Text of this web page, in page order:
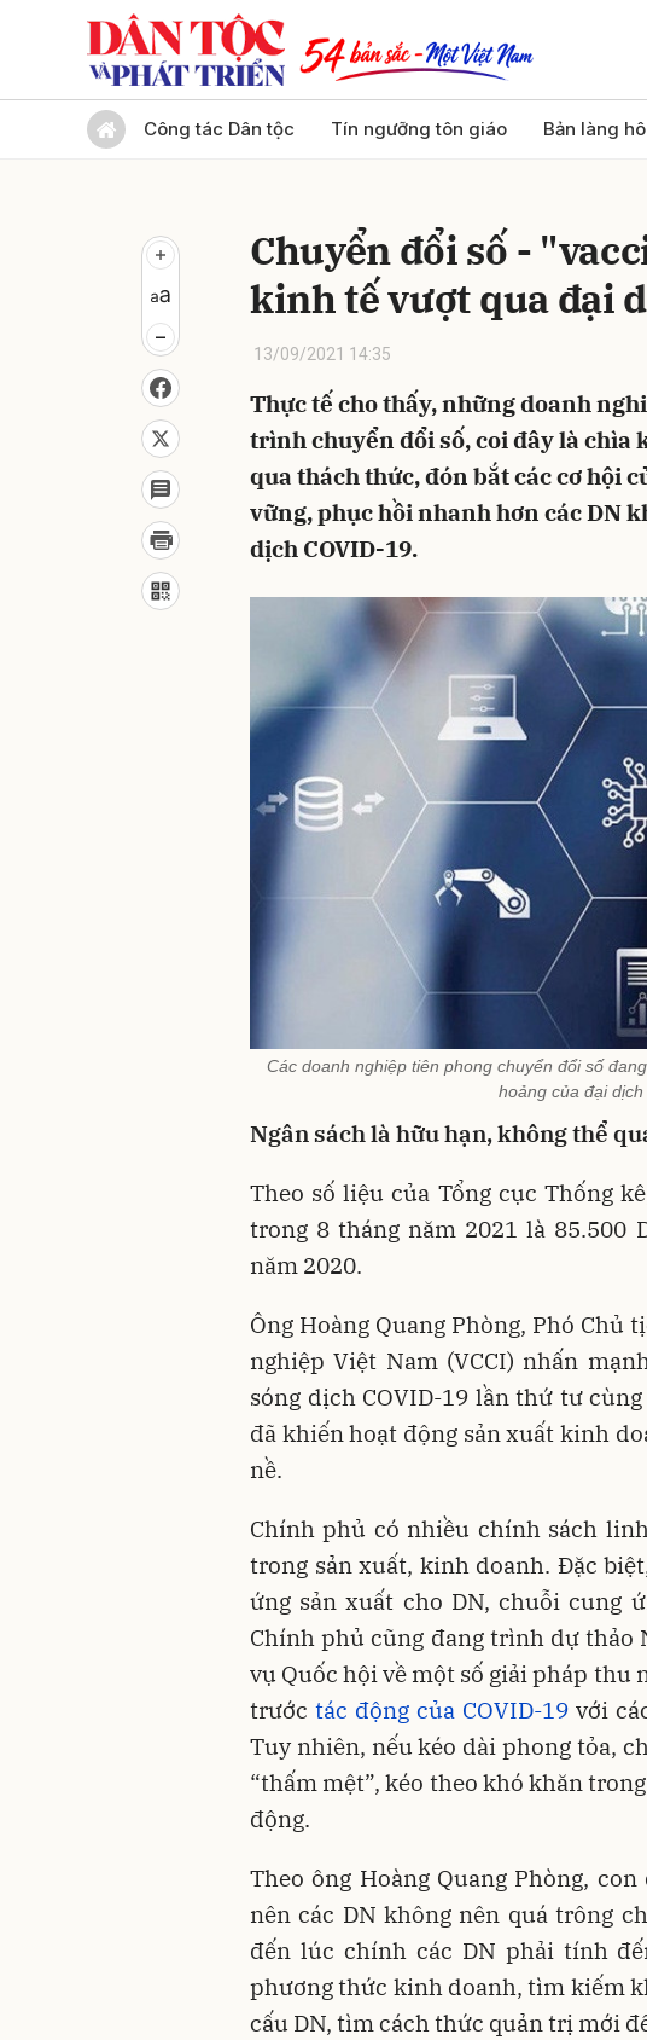
Công tác Dân tộc Tín ngưỡng tôn giáo Bản làng
Chuyển đổi số -
kinh tế vượt qua đại
13/09/2021 14:35
Thực tế cho thấy, những doanh
trình chuyển đổi số, coi đây là chìa
qua thách thức, đón bắt các cơ hội
vững, phục hồi nhanh hơn các DN
dịch COVID-19.
Các doanh nghiệp tiên phong chuyển đổi số
hoảng của đại
Ngân sách là hữu hạn, không thể
Theo số liệu của Tổng cục Thống
trong 8 tháng năm 2021 là 85.500
năm 2020.
Ông Hoàng Quang Phòng, Phó Chủ
nghiệp Việt Nam (VCCI) nhấn
sóng dịch COVID-19 lần thứ tư
đã khiến hoạt động sản xuất kinh
nề.
Chính phủ có nhiều chính sách
trong sản xuất, kinh doanh. Đặc
ứng sản xuất cho DN, chuỗi cung
Chính phủ cũng đang trình dự thảo
vụ Quốc hội về một số giải pháp thu
trước tác động của COVID-19với
Tuy nhiên, nếu kéo dài phong tỏa,
“thấm mệt”, kéo theo khó khăn
động.
Theo ông Hoàng Quang Phòng,
nên các DN không nên quá trông
đến lúc chính các DN phải tính
phương thức kinh doanh, tìm kiếm
cấu DN, tìm cách thức quản trị mới
Gửi bình luận